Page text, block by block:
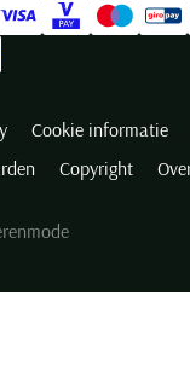
Cookie informatie
Copyright